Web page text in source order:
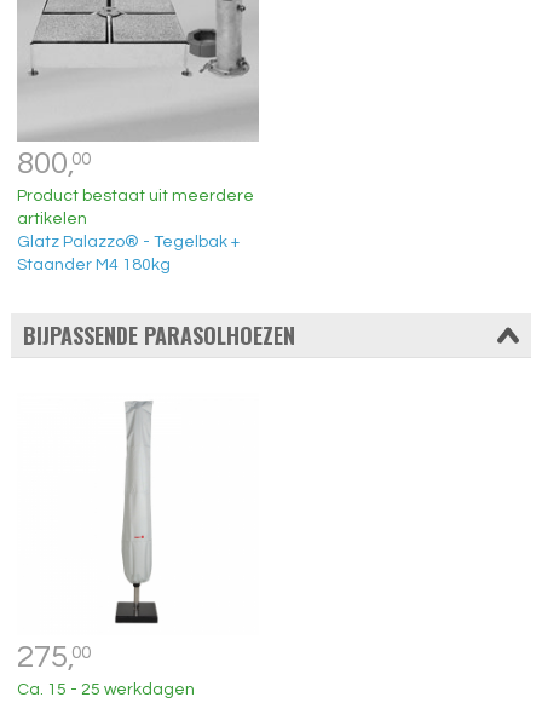
800,00
Product bestaat uit meerdere
artikelen
Glatz Palazzo® - Tegelbak +
Staander M4 180kg
BIJPASSENDE PARASOLHOEZEN
275,00
Ca. 15 - 25 werkdagen